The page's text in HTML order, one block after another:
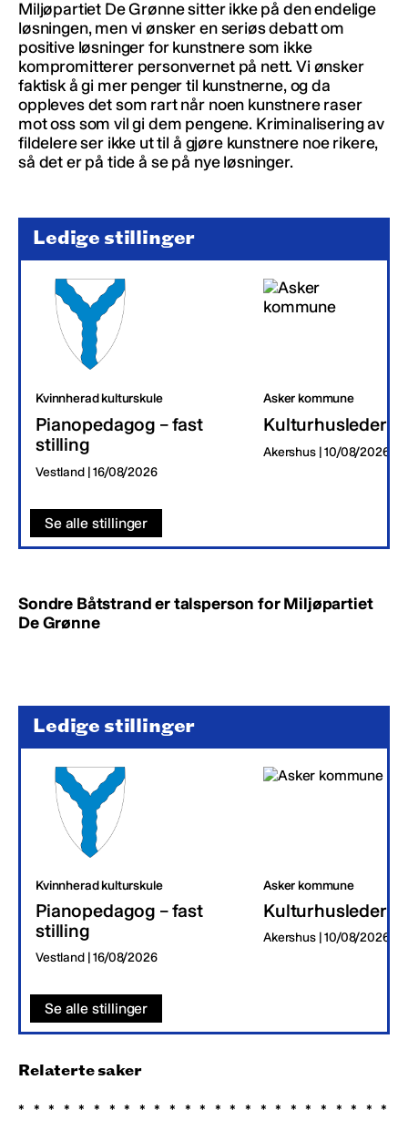
Miljøpartiet De Grønne sitter ikke på den endelige
løsningen, men vi ønsker en seriøs debatt om
positive løsninger for kunstnere som ikke
kompromitterer personvernet på nett. Vi ønsker
faktisk å gi mer penger til kunstnerne, og da
oppleves det som rart når noen kunstnere raser
mot oss som vil gi dem pengene. Kriminalisering av
fildelere ser ikke ut til å gjøre kunstnere noe rikere,
så det er på tide å se på nye løsninger.
Ledige stillinger
Kvinnherad kulturskule
Pianopedagog – fast
stilling
Vestland | 16/08/2026
Asker kommune
Kulturhusleder
Akershus | 10/08/2026
Se alle stillinger
Sondre Båtstrand er talsperson for Miljøpartiet
De Grønne
Ledige stillinger
Kvinnherad kulturskule
Pianopedagog – fast
stilling
Vestland | 16/08/2026
Asker kommune
Kulturhusleder
Akershus | 10/08/2026
Se alle stillinger
Relaterte saker